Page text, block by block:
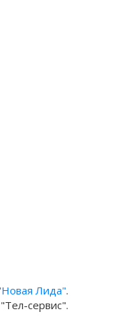
Лида".
сервис".